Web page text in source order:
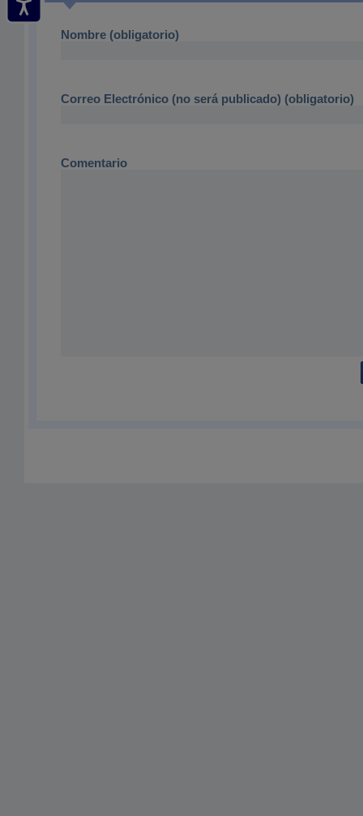
Nombre (obligatorio)
Correo Electrónico (no será publicado) (obligatorio)
Comentario